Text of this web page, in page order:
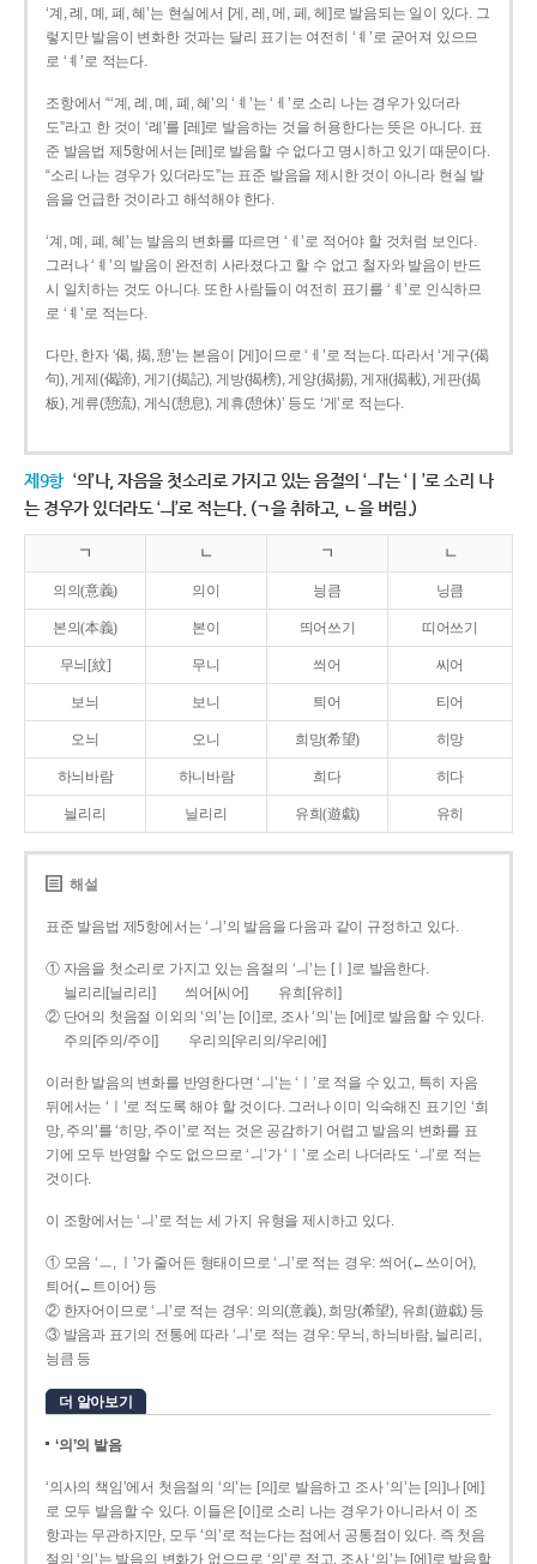
‘계, 례, 몌, 폐, 혜’는 현실에서 [게, 레, 메, 페, 헤]로 발음되는 일이 있다. 그
렇지만 발음이 변화한 것과는 달리 표기는 여전히 ‘ㅖ’로 굳어져 있으므
로 ‘ㅖ’로 적는다.
조항에서 “‘계, 례, 몌, 폐, 혜’의 ‘ㅖ’는 ‘ㅔ’로 소리 나는 경우가 있더라
도”라고 한 것이 ‘례’를 [레]로 발음하는 것을 허용한다는 뜻은 아니다. 표
준 발음법 제5항에서는 [레]로 발음할 수 없다고 명시하고 있기 때문이다.
“소리 나는 경우가 있더라도”는 표준 발음을 제시한 것이 아니라 현실 발
음을 언급한 것이라고 해석해야 한다.
‘계, 몌, 폐, 혜’는 발음의 변화를 따르면 ‘ㅔ’로 적어야 할 것처럼 보인다.
그러나 ‘ㅖ’의 발음이 완전히 사라졌다고 할 수 없고 철자와 발음이 반드
시 일치하는 것도 아니다. 또한 사람들이 여전히 표기를 ‘ㅖ’로 인식하므
로 ‘ㅖ’로 적는다.
다만, 한자 ‘偈, 揭, 憩’는 본음이 [게]이므로 ‘ㅔ’로 적는다. 따라서 ‘게구(偈
句), 게제(偈諦), 게기(揭記), 게방(揭榜), 게양(揭揚), 게재(揭載), 게판(揭
板), 게류(憩流), 게식(憩息), 게휴(憩休)’ 등도 ‘게’로 적는다.
제9항 ‘의’나, 자음을 첫소리로 가지고 있는 음절의 ‘ㅢ’는 ‘ㅣ’로 소리 나
는 경우가 있더라도 ‘ㅢ’로 적는다. (ㄱ을 취하고, ㄴ을 버림.)
ㄱ ㄴ ㄱ ㄴ
의의(意義) 의이 닁큼 닝큼
본의(本義) 본이 띄어쓰기 띠어쓰기
무늬[紋] 무니 씌어 씨어
보늬 보니 틔어 티어
오늬 오니 희망(希望) 히망
하늬바람 하니바람 희다 히다
늴리리 닐리리 유희(遊戱) 유히
해설
표준 발음법 제5항에서는 ‘ㅢ’의 발음을 다음과 같이 규정하고 있다.
① 자음을 첫소리로 가지고 있는 음절의 ‘ㅢ’는 [ㅣ]로 발음한다.
늴리리[닐리리]
씌어[씨어]
유희[유히]
② 단어의 첫음절 이외의 ‘의’는 [이]로, 조사 ‘의’는 [에]로 발음할 수 있다.
주의[주의/주이]
우리의[우리의/우리에]
이러한 발음의 변화를 반영한다면 ‘ㅢ’는 ‘ㅣ’로 적을 수 있고, 특히 자음
뒤에서는 ‘ㅣ’로 적도록 해야 할 것이다. 그러나 이미 익숙해진 표기인 ‘희
망, 주의’를 ‘히망, 주이’로 적는 것은 공감하기 어렵고 발음의 변화를 표
기에 모두 반영할 수도 없으므로 ‘ㅢ’가 ‘ㅣ’로 소리 나더라도 ‘ㅢ’로 적는
것이다.
이 조항에서는 ‘ㅢ’로 적는 세 가지 유형을 제시하고 있다.
① 모음 ‘ㅡ, ㅣ’가 줄어든 형태이므로 ‘ㅢ’로 적는 경우: 씌어(←쓰이어),
틔어(←트이어) 등
② 한자어이므로 ‘ㅢ’로 적는 경우: 의의(意義), 희망(希望), 유희(遊戱) 등
③ 발음과 표기의 전통에 따라 ‘ㅢ’로 적는 경우: 무늬, 하늬바람, 늴리리,
닁큼 등
더 알아보기
‘의’의 발음
‘의사의 책임’에서 첫음절의 ‘의’는 [의]로 발음하고 조사 ‘의’는 [의]나 [에]
로 모두 발음할 수 있다. 이들은 [이]로 소리 나는 경우가 아니라서 이 조
항과는 무관하지만, 모두 ‘의’로 적는다는 점에서 공통점이 있다. 즉 첫음
절의 ‘의’는 발음의 변화가 없으므로 ‘의’로 적고, 조사 ‘의’는 [에]로 발음할